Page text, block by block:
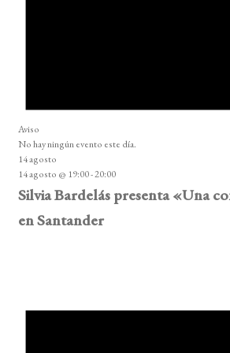
Aviso
No hay ningún evento este día.
14 agosto
14 agosto @ 19:00-20:00
Silvia Bardelás presenta «Una
en Santander